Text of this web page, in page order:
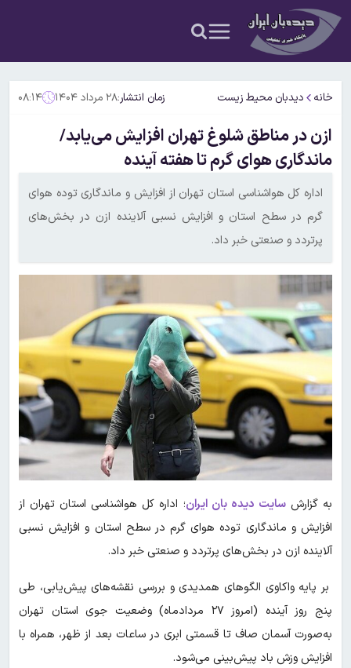
خانه دیدبان محیط زیست زمان انتشار:۲۸ مرداد ۱۴۰۴ ۰۸:۱۴
ازن در مناطق شلوغ تهران افزایش می‌یابد/
ماندگاری هوای گرم تا هفته آینده
اداره کل هواشناسی استان تهران از افزایش و ماندگاری توده هوای
گرم در سطح استان و افزایش نسبی آلاینده ازن در بخش‌های
پرتردد و صنعتی خبر داد.
به گزارشسایت دیده بان ایران؛ اداره کل هواشناسی استان تهران از
افزایش و ماندگاری توده هوای گرم در سطح استان و افزایش نسبی
آلاینده ازن در بخش‌های پرتردد و صنعتی خبر داد.
بر پایه واکاوی الگوهای همدیدی و بررسی نقشه‌های پیش‌یابی، طی
پنج روز آینده (امروز ۲۷ مردادماه) وضعیت جوی استان تهران
به‌صورت آسمان صاف تا قسمتی ابری در ساعات بعد از ظهر، همراه با
افزایش وزش باد پیش‌بینی می‌شود.